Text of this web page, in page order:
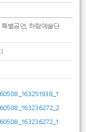
별공연, 하람예술단